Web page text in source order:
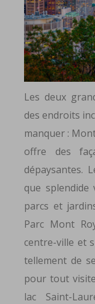
Les deux
des endroits
manquer :
offre des
dépaysantes.
que splendide
parcs et
Parc Mont
centre-ville et
tellement de
pour tout
lac Saint-